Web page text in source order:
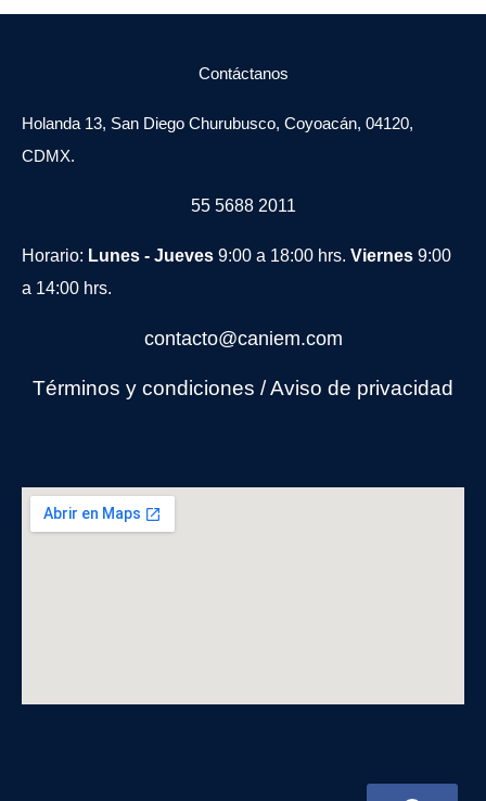
Contáctanos
Holanda 13, San Diego Churubusco, Coyoacán, 04120,
CDMX.
55 5688 2011
Horario: Lunes - Jueves 9:00 a 18:00 hrs. Viernes 9:00
a 14:00 hrs.
contacto@caniem.com
Términos y condiciones /Aviso de privacidad